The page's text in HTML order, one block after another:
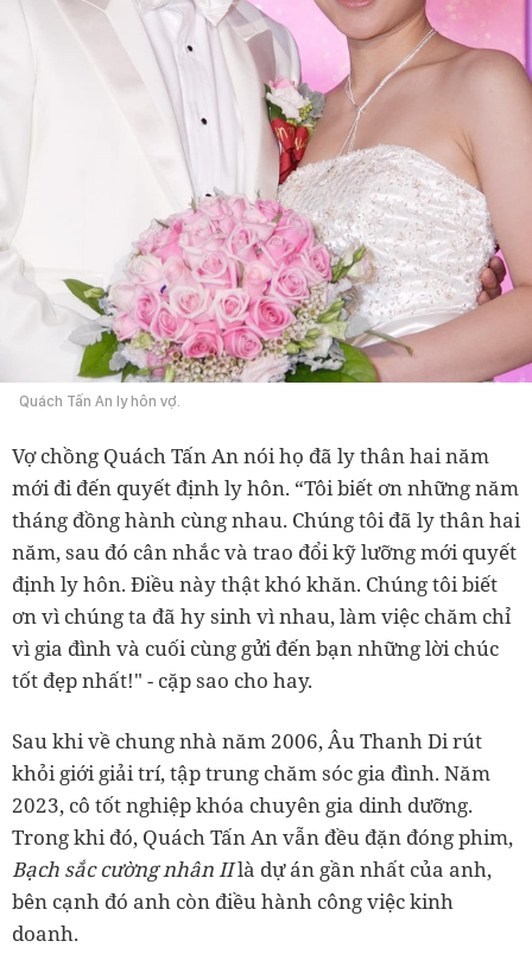
Quách Tấn An ly hôn vợ.
Vợ chồng Quách Tấn An nói họ đã ly thân hai năm
mới đi đến quyết định ly hôn. “Tôi biết ơn những năm
tháng đồng hành cùng nhau. Chúng tôi đã ly thân hai
năm, sau đó cân nhắc và trao đổi kỹ lưỡng mới quyết
định ly hôn. Điều này thật khó khăn. Chúng tôi biết
ơn vì chúng ta đã hy sinh vì nhau, làm việc chăm chỉ
vì gia đình và cuối cùng gửi đến bạn những lời chúc
tốt đẹp nhất!" - cặp sao cho hay.
Sau khi về chung nhà năm 2006, Âu Thanh Di rút
khỏi giới giải trí, tập trung chăm sóc gia đình. Năm
2023, cô tốt nghiệp khóa chuyên gia dinh dưỡng.
Trong khi đó, Quách Tấn An vẫn đều đặn đóng phim,
Bạch sắc cường nhân IIlà dự án gần nhất của anh,
bên cạnh đó anh còn điều hành công việc kinh
doanh.